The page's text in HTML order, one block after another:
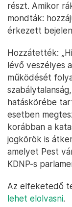
részt. Amikor
mondták:
érkezett
Hozzátették:
lévő veszélyes
működését
hatáskörébe
esetben
korábban a
jogkörök is
amelyet Pest
KDNP-s
Az elfeketedő
lehet elolvasni.